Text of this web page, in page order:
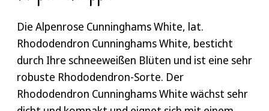
Die Alpenrose Cunninghams White, lat.
Rhododendron Cunninghams White, besticht
durch Ihre schneeweißen Blüten und ist eine sehr
robuste Rhododendron-Sorte. Der
Rhododendron Cunninghams White wächst sehr